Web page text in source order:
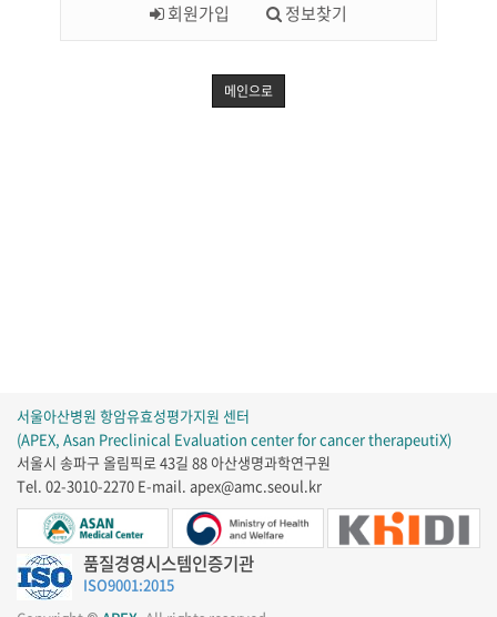
회원가입 정보찾기
메인으로
서울아산병원 항암유효성평가지원 센터
(APEX, Asan Preclinical Evaluation center for cancer therapeutiX)
서울시 송파구 올림픽로 43길 88 아산생명과학연구원
Tel. 02-3010-2270 E-mail. apex@amc.seoul.kr
품질경영시스템인증기관
ISO9001:2015